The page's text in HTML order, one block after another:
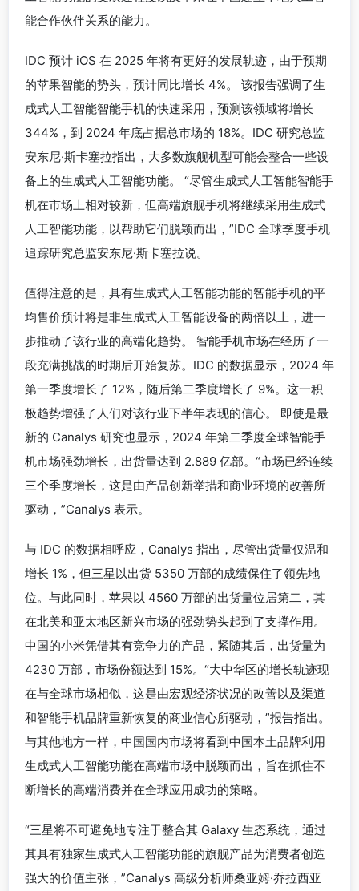
能合作伙伴关系的能力。
IDC 预计 iOS 在 2025 年将有更好的发展轨迹，由于预期
的苹果智能的势头，预计同比增长 4%。 该报告强调了生
成式人工智能智能手机的快速采用，预测该领域将增长
344%，到 2024 年底占据总市场的 18%。IDC 研究总监
安东尼·斯卡塞拉指出，大多数旗舰机型可能会整合一些设
备上的生成式人工智能功能。 “尽管生成式人工智能智能手
机在市场上相对较新，但高端旗舰手机将继续采用生成式
人工智能功能，以帮助它们脱颖而出，”IDC 全球季度手机
追踪研究总监安东尼·斯卡塞拉说。
值得注意的是，具有生成式人工智能功能的智能手机的平
均售价预计将是非生成式人工智能设备的两倍以上，进一
步推动了该行业的高端化趋势。 智能手机市场在经历了一
段充满挑战的时期后开始复苏。IDC 的数据显示，2024 年
第一季度增长了 12%，随后第二季度增长了 9%。这一积
极趋势增强了人们对该行业下半年表现的信心。 即使是最
新的 Canalys 研究也显示，2024 年第二季度全球智能手
机市场强劲增长，出货量达到 2.889 亿部。“市场已经连续
三个季度增长，这是由产品创新举措和商业环境的改善所
驱动，”Canalys 表示。
与 IDC 的数据相呼应，Canalys 指出，尽管出货量仅温和
增长 1%，但三星以出货 5350 万部的成绩保住了领先地
位。与此同时，苹果以 4560 万部的出货量位居第二，其
在北美和亚太地区新兴市场的强劲势头起到了支撑作用。
中国的小米凭借其有竞争力的产品，紧随其后，出货量为
4230 万部，市场份额达到 15%。“大中华区的增长轨迹现
在与全球市场相似，这是由宏观经济状况的改善以及渠道
和智能手机品牌重新恢复的商业信心所驱动，”报告指出。
与其他地方一样，中国国内市场将看到中国本土品牌利用
生成式人工智能功能在高端市场中脱颖而出，旨在抓住不
断增长的高端消费并在全球应用成功的策略。
“三星将不可避免地专注于整合其 Galaxy 生态系统，通过
其具有独家生成式人工智能功能的旗舰产品为消费者创造
强大的价值主张，”Canalys 高级分析师桑亚姆·乔拉西亚